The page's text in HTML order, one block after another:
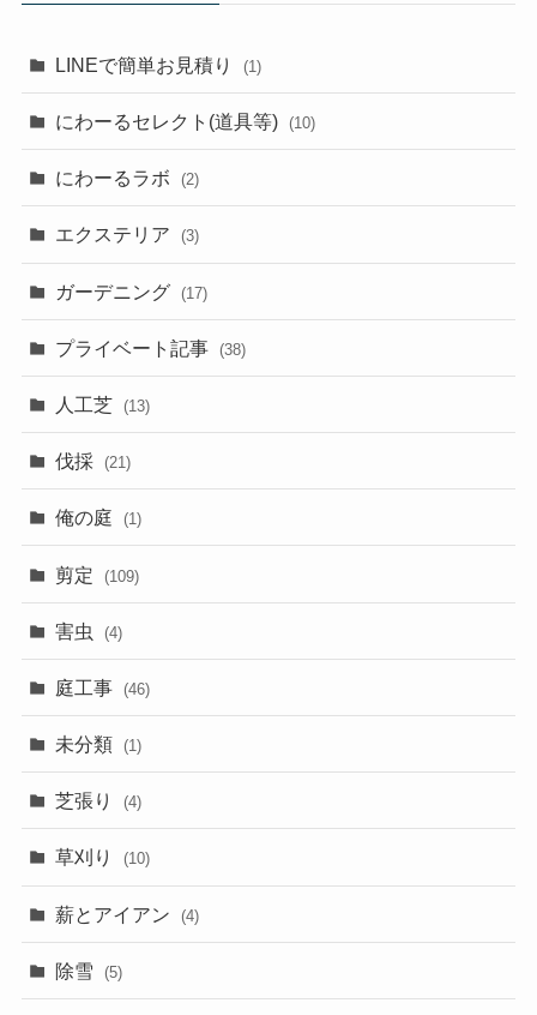
LINEで簡単お見積り (1)
にわーるセレクト(道具等) (10)
にわーるラボ (2)
エクステリア (3)
ガーデニング (17)
プライベート記事 (38)
人工芝 (13)
伐採 (21)
俺の庭 (1)
剪定 (109)
害虫 (4)
庭工事 (46)
未分類 (1)
芝張り (4)
草刈り (10)
薪とアイアン (4)
除雪 (5)